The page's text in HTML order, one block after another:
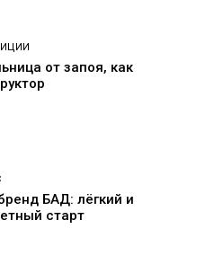
от запоя, как
БАД: лёгкий и
старт